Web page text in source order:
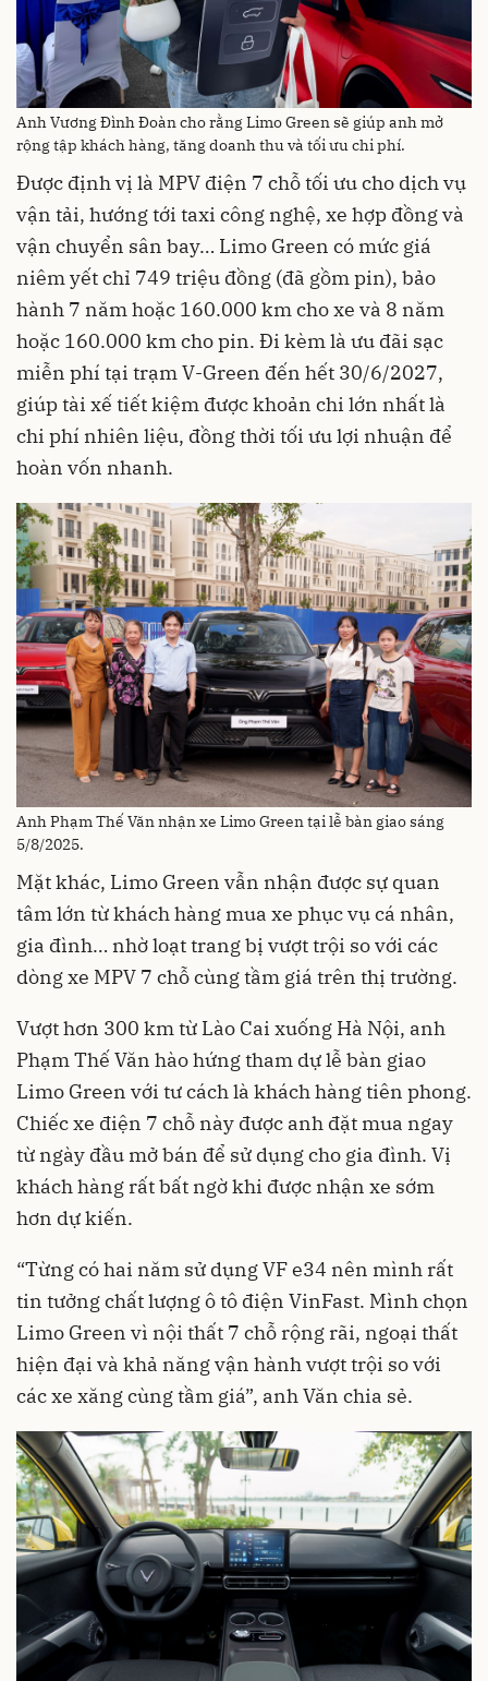
Anh Vương Đình Đoàn cho rằng Limo Green sẽ giúp anh mở
rộng tập khách hàng, tăng doanh thu và tối ưu chi phí.
Được định vị là MPV điện 7 chỗ tối ưu cho dịch vụ
vận tải, hướng tới taxi công nghệ, xe hợp đồng và
vận chuyển sân bay… Limo Green có mức giá
niêm yết chỉ 749 triệu đồng (đã gồm pin), bảo
hành 7 năm hoặc 160.000 km cho xe và 8 năm
hoặc 160.000 km cho pin. Đi kèm là ưu đãi sạc
miễn phí tại trạm V-Green đến hết 30/6/2027,
giúp tài xế tiết kiệm được khoản chi lớn nhất là
chi phí nhiên liệu, đồng thời tối ưu lợi nhuận để
hoàn vốn nhanh.
Anh Phạm Thế Văn nhận xe Limo Green tại lễ bàn giao sáng
5/8/2025.
Mặt khác, Limo Green vẫn nhận được sự quan
tâm lớn từ khách hàng mua xe phục vụ cá nhân,
gia đình… nhờ loạt trang bị vượt trội so với các
dòng xe MPV 7 chỗ cùng tầm giá trên thị trường.
Vượt hơn 300 km từ Lào Cai xuống Hà Nội, anh
Phạm Thế Văn hào hứng tham dự lễ bàn giao
Limo Green với tư cách là khách hàng tiên phong.
Chiếc xe điện 7 chỗ này được anh đặt mua ngay
từ ngày đầu mở bán để sử dụng cho gia đình. Vị
khách hàng rất bất ngờ khi được nhận xe sớm
hơn dự kiến.
“Từng có hai năm sử dụng VF e34 nên mình rất
tin tưởng chất lượng ô tô điện VinFast. Mình chọn
Limo Green vì nội thất 7 chỗ rộng rãi, ngoại thất
hiện đại và khả năng vận hành vượt trội so với
các xe xăng cùng tầm giá”, anh Văn chia sẻ.